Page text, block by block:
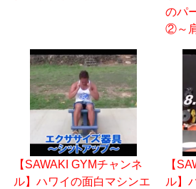
のパ
②～
【SAWAKI GYMチャンネ
ル】ハワイの面白マシンエ
【
ル】